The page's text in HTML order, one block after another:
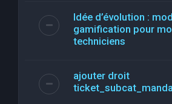
Idée d’évolution :
gamification pour
techniciens
ajouter droit